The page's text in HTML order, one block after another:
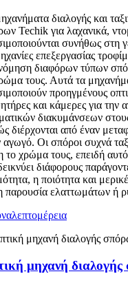
διαλογής και
Techik για λαχανικά,
συνήθως στη
επεξεργασίας
διαφόρων τύπων
τους. Αυτά τα
προηγμένους
και κάμερες για την
διακυμάνσεων
διέρχονται από έναν
αγωγό. Οι σπόροι συχνά
το χρώμα τους, επειδή
διάφορους
η ποιότητα και
παρουσία ελαττωμάτων ή
λεπτομέρεια
μηχανή διαλογής